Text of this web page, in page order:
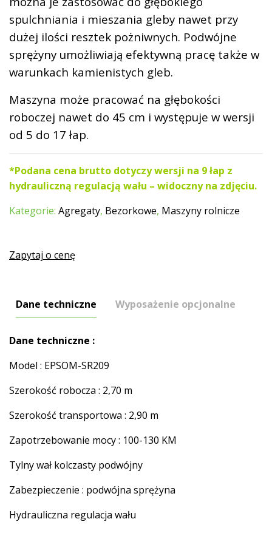
spulchniania i mieszania gleby nawet przy
dużej ilości resztek pożniwnych. Podwójne
sprężyny umożliwiają efektywną pracę także w
warunkach kamienistych gleb.
Maszyna może pracować na głębokości
roboczej nawet do 45 cm i występuje w wersji
od 5 do 17 łap.
*Podana cena brutto dotyczy wersji na 9 łap z
hydrauliczną regulacją wału – widoczny na zdjęciu.
Kategorie: Agregaty, Bezorkowe, Maszyny rolnicze
Zapytaj o cenę
Dane techniczne Wyposażenie opcjonalne
Dane techniczne :
Model : EPSOM-SR209
Szerokość robocza : 2,70 m
Szerokość transportowa : 2,90 m
Zapotrzebowanie mocy : 100-130 KM
Tylny wał kolczasty podwójny
Zabezpieczenie : podwójna sprężyna
Hydrauliczna regulacja wału